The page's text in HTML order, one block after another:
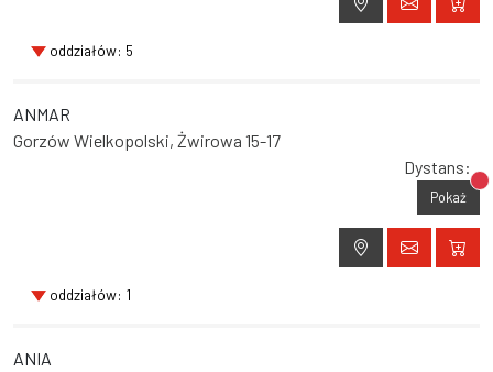
oddziałów: 5
ANMAR
Gorzów Wielkopolski, Żwirowa 15-17
Dystans:
Pokaż
oddziałów: 1
ANIA